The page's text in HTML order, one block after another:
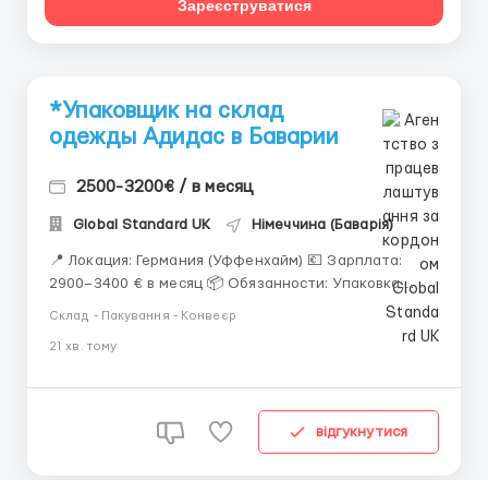
Зареєструватися
*Упаковщик на склад
одежды Адидас в Баварии
2500-3200€ / в месяц
Global Standard UK Німеччина (Баварія)
📍 Локация: Германия (Уффенхайм) 💶 Зарплата:
2900–3400 € в месяц 📦 Обязанности: Упаковка
обуви и одежды Adidas Сортировка продукции на
складе Проверка качества товара Маркировка и
стикеровка Подготовка заказов к отправке 🕒
Склад - Пакування - Конвеєр
21 хв. тому
відгукнутися